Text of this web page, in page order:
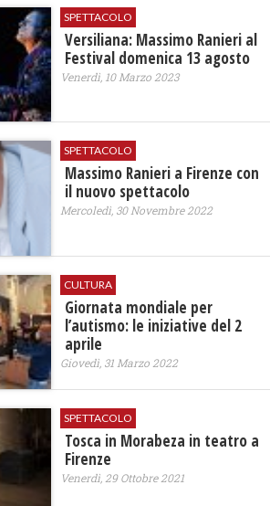
SPETTACOLO
Versiliana: Massimo Ranieri al
Festival domenica 13 agosto
Venerdì, 10 Marzo 2023
SPETTACOLO
Massimo Ranieri a Firenze con
il nuovo spettacolo
Mercoledì, 30 Novembre 2022
CULTURA
Giornata mondiale per
l’autismo: le iniziative del 2
aprile
Giovedì, 31 Marzo 2022
SPETTACOLO
Tosca in Morabeza in teatro a
Firenze
Venerdì, 29 Ottobre 2021